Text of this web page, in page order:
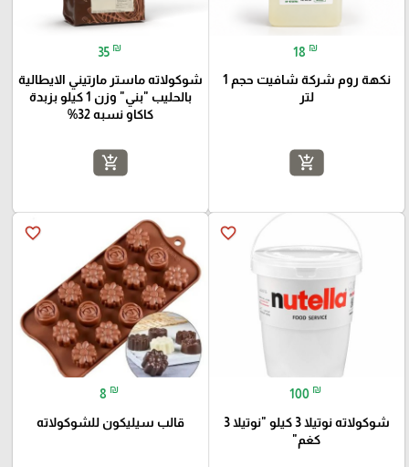
18 ₪
نكهة روم شركة شافيت حجم 1
لتر
add_shopping_cart
35 ₪
شوكولاته ماستر مارتيني الايطالية
بالحليب "بني" وزن 1 كيلو بزبدة
كاكاو نسبه 32%
add_shopping_cart
favorite_border
100 ₪
شوكولاته نوتيلا 3 كيلو "نوتيلا 3
كغم"
favorite_border
8 ₪
قالب سيليكون للشوكولاته